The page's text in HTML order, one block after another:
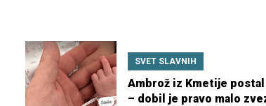
SVET SLAVNIH
Ambrož iz Kmetije postal
– dobil je pravo malo